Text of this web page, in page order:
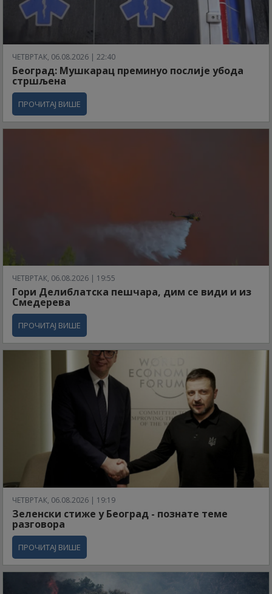
ЧЕТВРТАК, 06.08.2026 | 22:40
Београд: Мушкарац преминуо послије убода
стршљена
ПРОЧИТАЈ ВИШЕ
ЧЕТВРТАК, 06.08.2026 | 19:55
Гори Делиблатска пешчара, дим се види и из
Смедерева
ПРОЧИТАЈ ВИШЕ
ЧЕТВРТАК, 06.08.2026 | 19:19
Зеленски стиже у Београд - познате теме
разговора
ПРОЧИТАЈ ВИШЕ